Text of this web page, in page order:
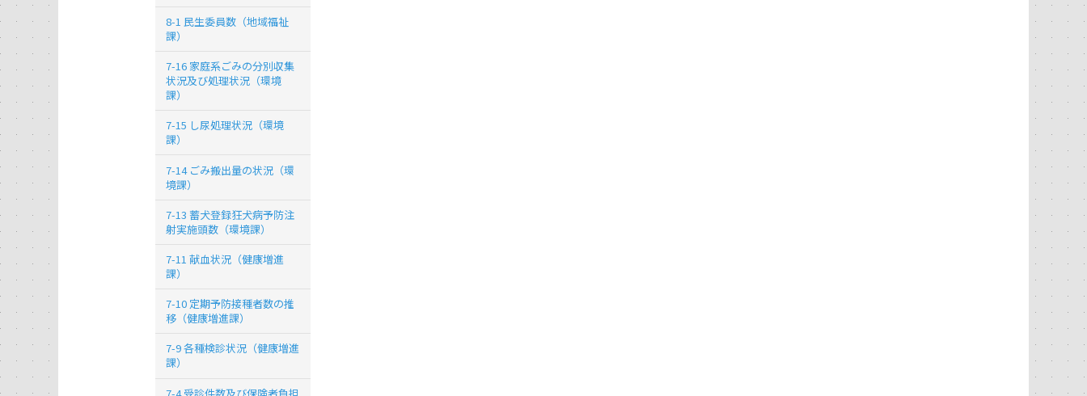
8-1 民生委員数（地域福祉
課）
7-16 家庭系ごみの分別収集
状況及び処理状況（環境
課）
7-15 し尿処理状況（環境
課）
7-14 ごみ搬出量の状況（環
境課）
7-13 蓄犬登録狂犬病予防注
射実施頭数（環境課）
7-11 献血状況（健康増進
課）
7-10 定期予防接種者数の推
移（健康増進課）
7-9 各種検診状況（健康増進
課）
7-4 受診件数及び保険者負担